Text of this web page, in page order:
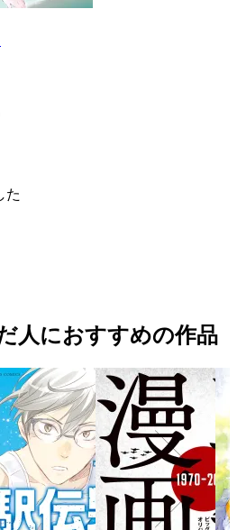
た
人におすすめの作品